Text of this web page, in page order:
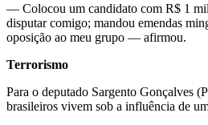
— Colocou um candidato com R$ 1
disputar comigo; mandou emendas
oposição ao meu grupo — afirmou.
Terrorismo
Para o deputado Sargento Gonçalves
brasileiros vivem sob a influência de